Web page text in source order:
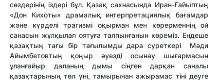
сөздерінің іздері бұл. Қазақ сахнасында Иран-Ғайыптың
«Дон Кихоты» драмалық интерпретациялық бағамдар
және күрделі трагизмі оқырман мен көрерменнің ой
санасын жұлқылап оятуға талпынғанын көреміз. Ендеше
қазақтың тағы бір тағылымды дара суреткері Мәди
Айымбетовтың қоңыр әуезді осынау шығармасын
ұланғайыр даланың дымы сіңген дарқан саналы
қазақтарының төл үні, тамырынан ажырамас тіні деуге